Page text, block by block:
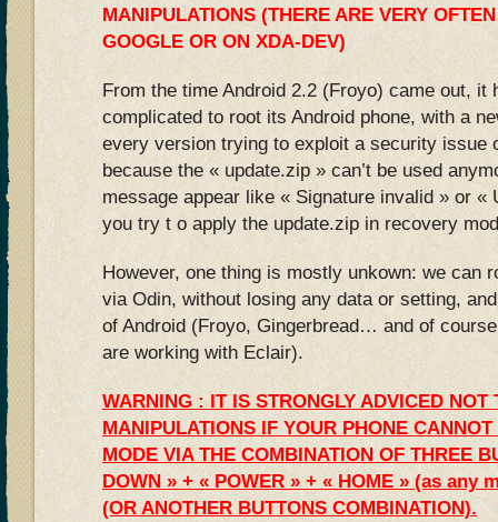
MANIPULATIONS (THERE ARE VERY
GOOGLE OR ON XDA-DEV)
From the time Android 2.2 (Froyo) came out, it
complicated to root its Android phone, with a
every version trying to exploit a security issue
because the « update.zip » can’t be used
message appear like « Signature invalid » or «
you try t o apply the update.zip in recovery
However, one thing is mostly unkown: we can
via Odin, without losing any data or setting,
of Android (Froyo, Gingerbread… and of
are working with Eclair).
WARNING : IT IS STRONGLY ADVICED NOT
MANIPULATIONS IF YOUR PHONE
MODE VIA THE COMBINATION OF THREE
DOWN » + « POWER » + « HOME » (as any
(OR ANOTHER BUTTONS COMBINATION).